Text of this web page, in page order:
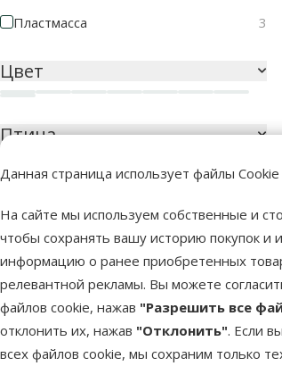
Данная страница использует файлы Cookie
На сайте мы используем собственные и
чтобы сохранять вашу историю покупок и
информацию о ранее приобретенных
релевантной рекламы. Вы можете
файлов cookie, нажав "Разрешить все
отклонить их, нажав "Отклонить". Если
всех файлов cookie, мы сохраним только
Пластмасса
3
Цвет
Птица
11